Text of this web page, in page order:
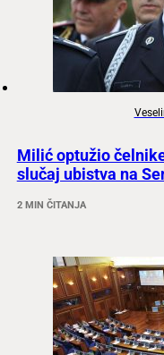
Milić optužio
slučaj ubistva na
2 MIN ČITANJA